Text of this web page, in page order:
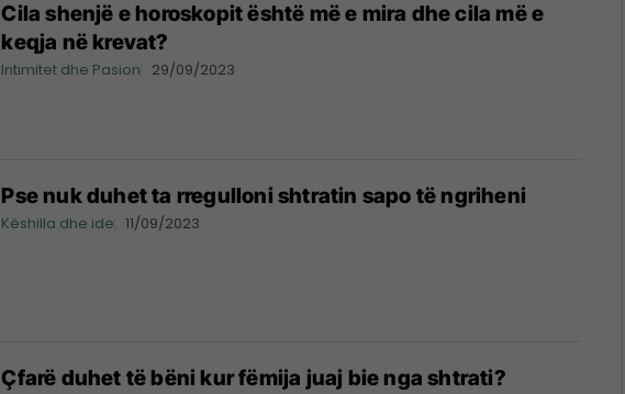
Cila shenjë e horoskopit është më e mira dhe cila më e
keqja në krevat?
Intimitet dhe Pasion 29/09/2023
Pse nuk duhet ta rregulloni shtratin sapo të ngriheni
Këshilla dhe ide 11/09/2023
Çfarë duhet të bëni kur fëmija juaj bie nga shtrati?